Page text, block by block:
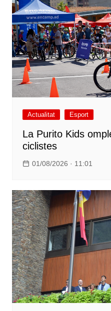
Actualitat Esport
La Purito Kids
ciclistes
01/08/2026 · 11:01